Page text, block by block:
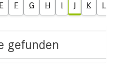
E F G H I J K L
gefunden